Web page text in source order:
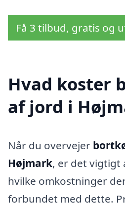
Få 3 tilbud, gratis og
Hvad koster
af jord i
Når du overvejer
Højmark, er det vigtigt
hvilke omkostninger
forbundet med dette.